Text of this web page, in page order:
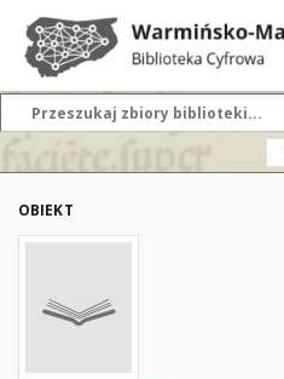
OBIEKT